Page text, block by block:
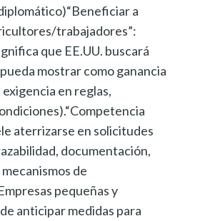
a
trabajadores”:
que EE.UU. buscará
mostrar como ganancia
en reglas,
aterrizarse en solicitudes
documentación,
de
pequeñas y
anticipar medidas para